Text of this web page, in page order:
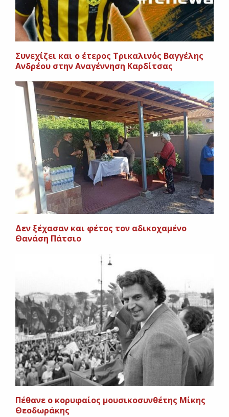
Συνεχίζει και ο έτερος Τρικαλινός Βαγγέλης
Ανδρέου στην Αναγέννηση Καρδίτσας
Δεν ξέχασαν και φέτος τον αδικοχαμένο
Θανάση Πάτσιο
Πέθανε ο κορυφαίος μουσικοσυνθέτης Μίκης
Θεοδωράκης